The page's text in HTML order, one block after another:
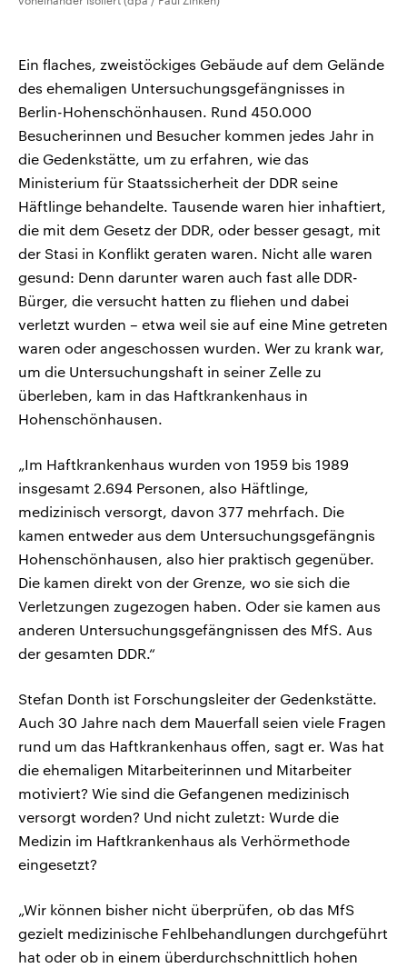
Ein flaches, zweistöckiges Gebäude auf dem Gelände
des ehemaligen Untersuchungsgefängnisses in
Berlin-Hohenschönhausen. Rund 450.000
Besucherinnen und Besucher kommen jedes Jahr in
die Gedenkstätte, um zu erfahren, wie das
Ministerium für Staatssicherheit der DDR seine
Häftlinge behandelte. Tausende waren hier inhaftiert,
die mit dem Gesetz der DDR, oder besser gesagt, mit
der Stasi in Konflikt geraten waren. Nicht alle waren
gesund: Denn darunter waren auch fast alle DDR-
Bürger, die versucht hatten zu fliehen und dabei
verletzt wurden – etwa weil sie auf eine Mine getreten
waren oder angeschossen wurden. Wer zu krank war,
um die Untersuchungshaft in seiner Zelle zu
überleben, kam in das Haftkrankenhaus in
Hohenschönhausen.
„Im Haftkrankenhaus wurden von 1959 bis 1989
insgesamt 2.694 Personen, also Häftlinge,
medizinisch versorgt, davon 377 mehrfach. Die
kamen entweder aus dem Untersuchungsgefängnis
Hohenschönhausen, also hier praktisch gegenüber.
Die kamen direkt von der Grenze, wo sie sich die
Verletzungen zugezogen haben. Oder sie kamen aus
anderen Untersuchungsgefängnissen des MfS. Aus
der gesamten DDR.“
Stefan Donth ist Forschungsleiter der Gedenkstätte.
Auch 30 Jahre nach dem Mauerfall seien viele Fragen
rund um das Haftkrankenhaus offen, sagt er. Was hat
die ehemaligen Mitarbeiterinnen und Mitarbeiter
motiviert? Wie sind die Gefangenen medizinisch
versorgt worden? Und nicht zuletzt: Wurde die
Medizin im Haftkrankenhaus als Verhörmethode
eingesetzt?
„Wir können bisher nicht überprüfen, ob das MfS
gezielt medizinische Fehlbehandlungen durchgeführt
hat oder ob in einem überdurchschnittlich hohen